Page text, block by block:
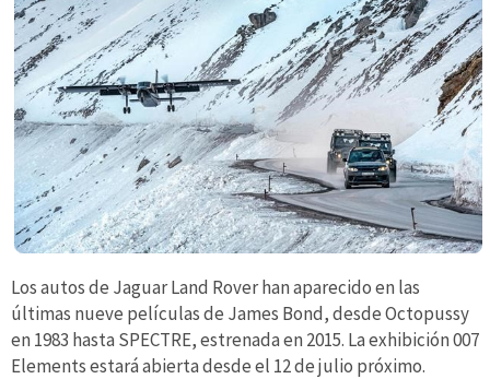
Los autos de Jaguar Land Rover han aparecido en las
últimas nueve películas de James Bond, desde Octopussy
en 1983 hasta SPECTRE, estrenada en 2015. La exhibición 007
Elements estará abierta desde el 12 de julio próximo.